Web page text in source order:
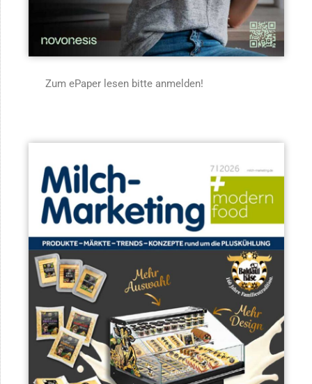
Zum ePaper lesen bitte anmelden!